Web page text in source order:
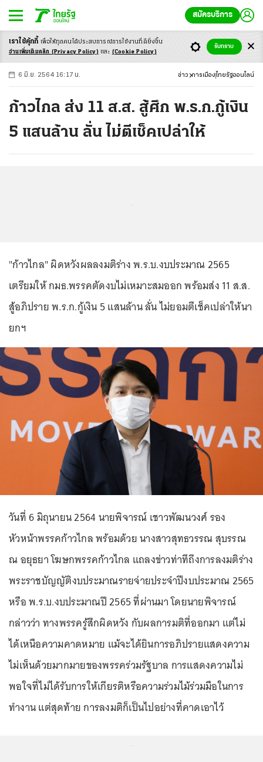
สมัครบริการ
-ก ก ก+
6 มิ.ย. 2564 16:17 น. ข่าว การเมือง ไทยรัฐออนไลน์
ก้าวไกล ส่ง 11 ส.ส. สู้ศึก พ.ร.ก.กู้เงิน
5 แสนล้าน ลั่น ไม่ตีเช็คเปล่าให้
"ก้าวไกล" ผิดหวังผลลงมติร่าง พ.ร.บ.งบประมาณ 2565
เตรียมให้ กมธ.พรรคตัดงบไม่เหมาะสมออก พร้อมส่ง 11 ส.ส.
สู้อภิปราย พ.ร.ก.กู้เงิน 5 แสนล้าน ลั่น ไม่ยอมตีเช็คเปล่าให้นา
ยกฯ
วันที่ 6 มิถุนายน 2564 นายพิจารณ์ เชาวพัฒนวงศ์ รอง
หัวหน้าพรรคก้าวไกล พร้อมด้วย นางสาวสุทธวรรณ สุบรรณ
ณ อยุธยา โฆษกพรรคก้าวไกล แถลงข่าวท่าทีถึงการลงมติร่าง
พระราชบัญญัติงบประมาณรายจ่ายประจำปีงบประมาณ 2565
หรือ พ.ร.บ.งบประมาณปี 2565 ที่ผ่านมา โดยนายพิจารณ์
กล่าวว่า ทางพรรครู้สึกผิดหวัง กับผลการมติที่ออกมา แต่ไม่
ได้เหนือความคาดหมาย แม้จะได้ยินการอภิปรายแสดงความ
ไม่เห็นด้วยมากมายของพรรคร่วมรัฐบาล การแสดงความไม่
พอใจที่ไม่ได้รับการให้เกียรติหรือความร่วมไม้ร่วมมือในการ
ทำงาน แต่สุดท้าย การลงมติก็เป็นไปอย่างที่คาดเอาไว้
เราใช้คุ้กกี้ เพื่อให้ทุกคนได้ประสบการณ์การใช้งานที่ดียิ่งขึ้น
อ่านเพิ่มเติมคลิก (Privacy Policy) และ (Cookie Policy)
รับทราบ